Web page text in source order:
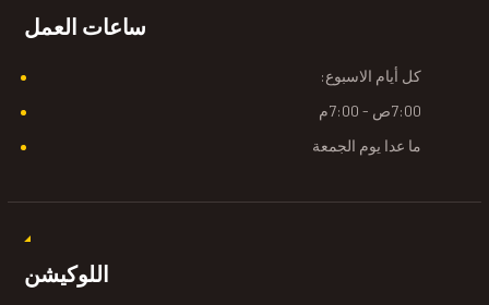
ساعات العمل
كل أيام الاسبوع:
7:00ص - 7:00م
ما عدا يوم الجمعة
اللوكيشن